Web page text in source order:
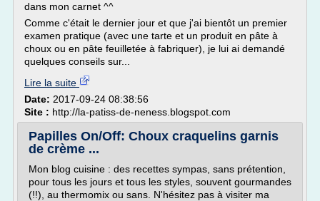
dans mon carnet ^^
Comme c'était le dernier jour et que j'ai bientôt un premier
examen pratique (avec une tarte et un produit en pâte à
choux ou en pâte feuilletée à fabriquer), je lui ai demandé
quelques conseils sur...
Lire la suite
Date: 2017-09-24 08:38:56
Site : http://la-patiss-de-neness.blogspot.com
Papilles On/Off: Choux craquelins garnis
de crème ...
Mon blog cuisine : des recettes sympas, sans prétention,
pour tous les jours et tous les styles, souvent gourmandes
(!!), au thermomix ou sans. N'hésitez pas à visiter ma